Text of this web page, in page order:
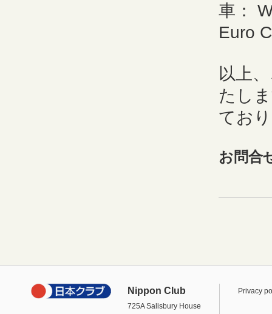
車：
Euro
以上
たし
てお
お問合
Nippon Club
725A Salisbury House
Privacy